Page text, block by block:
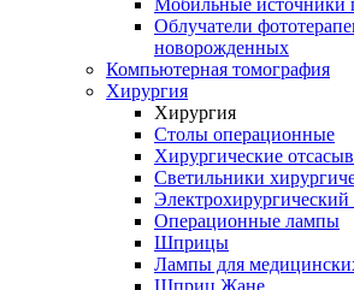
Мобильные источники
Облучатели
новорожденных
Компьютерная томография
Хирургия
Хирургия
Столы операционные
Хирургические
Светильники
Операционные лампы
Шприцы
Лампы для
Шприц Жане